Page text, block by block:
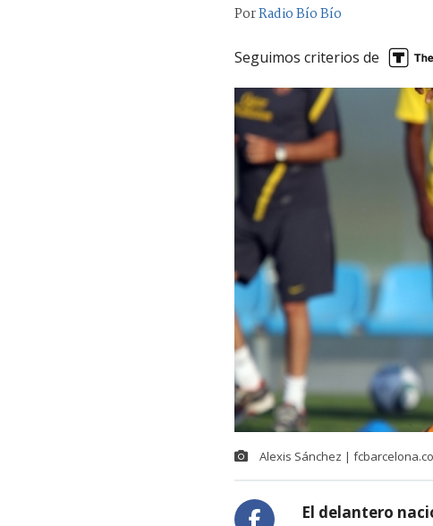
PorRadio Bío Bío
Seguimos criterios de
Alexis Sánchez |
El delantero